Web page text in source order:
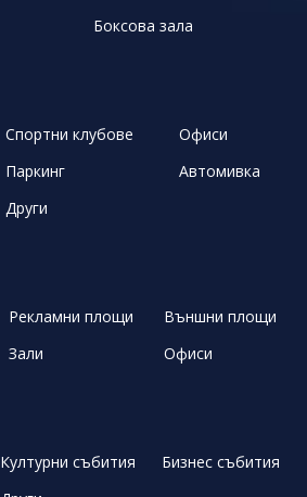
Боксова зала
Спортни клубове
Офиси
Паркинг
Автомивка
Други
Рекламни площи
Външни площи
Зали Офиси
Културни събития
Бизнес събития